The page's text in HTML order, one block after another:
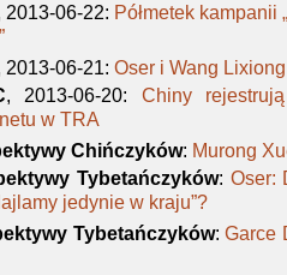
2013-06-22: Półmetek kampanii
2013-06-21:Oser i Wang
, 2013-06-20: Chiny
w TRA
Chińczyków: Murong
Tybetańczyków: Oser:
jedynie w kraju”?
Tybetańczyków:Garce